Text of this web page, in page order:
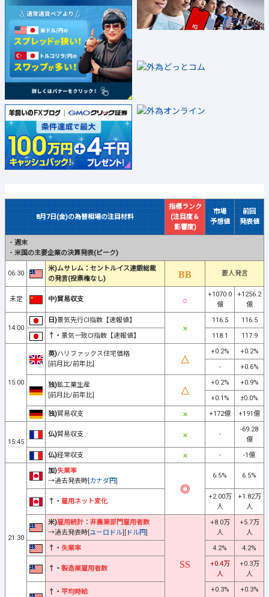
8月7日(金)の為替相場の注目材料
指標ランク
(注目度＆
影響度)
市場
予想値
前回
発表値
・ 週末
・ 米国の主要企業の決算発表(ピーク)
06:30
米)ムサレム：セントルイス連銀総裁
の発言(投票権なし)
要人発言
未定 中)貿易収支
+1070.0
億
+1256.2
億
14:00
日)景気先行CI指数【速報値】 116.5
116.5
↑・ 景気一致CI指数【速報値】 118.1 117.9
15:00
英)ハリファックス住宅価格
[前月比/前年比]
+0.2%
+0.2%
-
+0.6%
独)鉱工業生産
[前月比/前年比]
+0.2%
+0.9%
+0.1%
±0.0%
独)貿易収支 +172億 +191億
15:45
仏)貿易収支 -
-69.28
億
仏)経常収支 - -1億
21:30
加)失業率
→過去発表時[カナダ円]
6.5% 6.5%
↑・ 雇用ネット変化
+2.00万
人
+1.82万
人
米)雇用統計 ： 非農業部門雇用者数
→過去発表時[ユーロドル][ ドル円]
+8.0万
人
+5.7万
人
↑・ 失業率 4.2% 4.2%
↑・ 製造業雇用者数
+0.4万
人
+0.3万
人
↑・ 平均時給
+0.3%
+0.3%